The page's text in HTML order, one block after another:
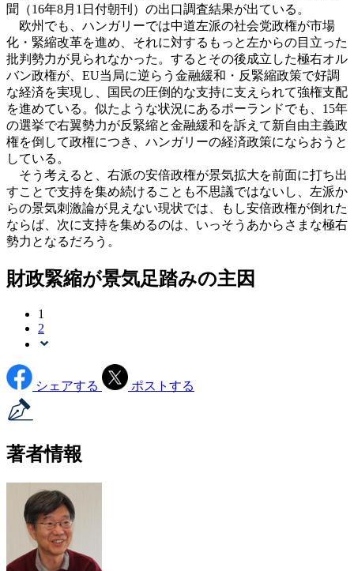
聞（16年8月1日付朝刊）の出口調査結果が出ている。
欧州でも、ハンガリーでは中道左派の社会党政権が市場
化・緊縮改革を進め、それに対するもっと左からの目立った
批判勢力が見られなかった。するとその後成立した極右オル
バン政権が、EU当局に逆らう金融緩和・反緊縮政策で好調
な経済を実現し、国民の圧倒的な支持に支えられて強権支配
を進めている。似たような状況にあるポーランドでも、15年
の選挙で右翼勢力が反緊縮と金融緩和を訴えて新自由主義政
権を倒して政権につき、ハンガリーの経済政策にならおうと
している。
そう考えると、右派の安倍政権が景気拡大を前面に打ち出
すことで支持を集め続けることも不思議ではないし、左派か
らの景気刺激論が見えない現状では、もし安倍政権が倒れた
ならば、次に支持を集めるのは、いっそうあからさまな極右
勢力となるだろう。
財政緊縮が景気足踏みの主因
1
2
シェアする ポストする
著者情報